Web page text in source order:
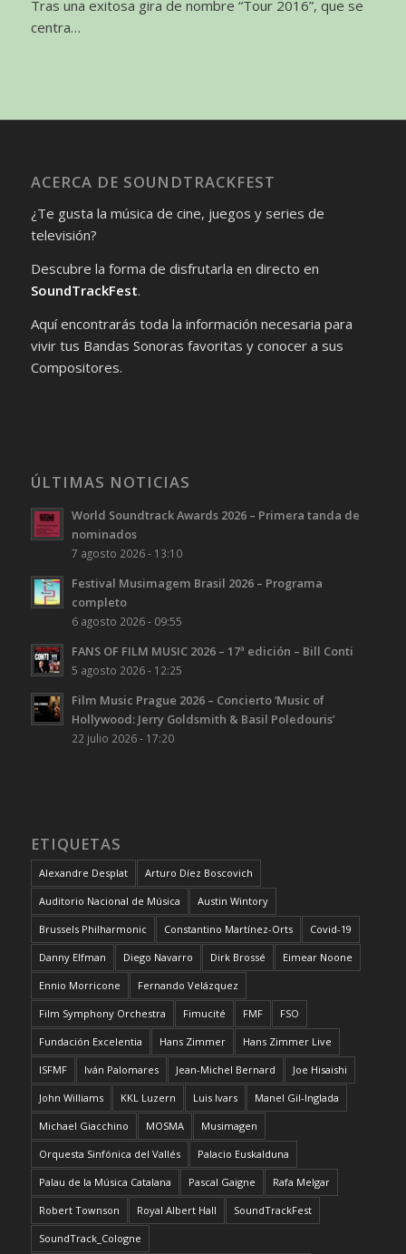
Tras una exitosa gira de nombre “Tour 2016”, que se
centra…
ACERCA DE SOUNDTRACKFEST
¿Te gusta la música de cine, juegos y series de
televisión?
Descubre la forma de disfrutarla en directo en
SoundTrackFest.
Aquí encontrarás toda la información necesaria para
vivir tus Bandas Sonoras favoritas y conocer a sus
Compositores.
ÚLTIMAS NOTICIAS
World Soundtrack Awards 2026 – Primera tanda de
nominados
7 agosto 2026 - 13:10
Festival Musimagem Brasil 2026 – Programa
completo
6 agosto 2026 - 09:55
FANS OF FILM MUSIC 2026 – 17ª edición – Bill Conti
5 agosto 2026 - 12:25
Film Music Prague 2026 – Concierto ‘Music of
Hollywood: Jerry Goldsmith & Basil Poledouris’
22 julio 2026 - 17:20
ETIQUETAS
Alexandre Desplat Arturo Díez Boscovich
Auditorio Nacional de Música Austin Wintory
Brussels Philharmonic Constantino Martínez-Orts Covid-19
Danny Elfman Diego Navarro Dirk Brossé Eimear Noone
Ennio Morricone Fernando Velázquez
Film Symphony Orchestra Fimucité FMF FSO
Fundación Excelentia Hans Zimmer Hans Zimmer Live
ISFMF Iván Palomares Jean-Michel Bernard Joe Hisaishi
John Williams KKL Luzern Luis Ivars Manel Gil-Inglada
Michael Giacchino MOSMA Musimagen
Orquesta Sinfónica del Vallés Palacio Euskalduna
Palau de la Música Catalana Pascal Gaigne Rafa Melgar
Robert Townson Royal Albert Hall SoundTrackFest
SoundTrack_Cologne